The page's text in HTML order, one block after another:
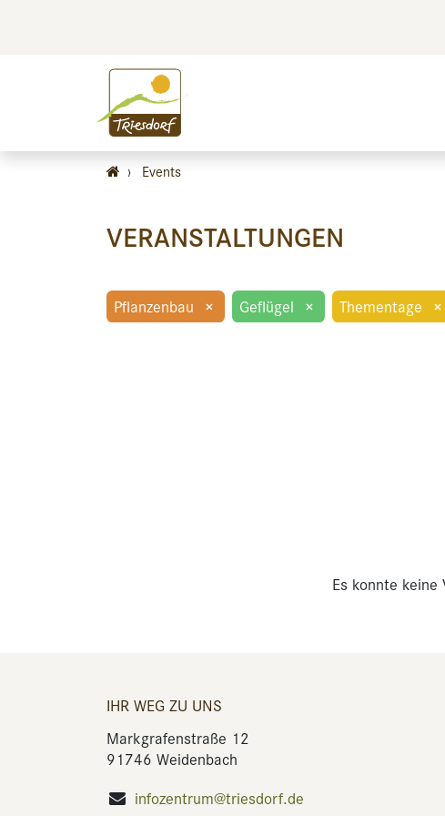
› Events
VERANSTALTUNGEN
Pflanzenbau × Geflügel × Thementage ×
Es konnte
IHR WEG ZU UNS
Markgrafenstraße 12
91746 Weidenbach
infozentrum@triesdorf.de